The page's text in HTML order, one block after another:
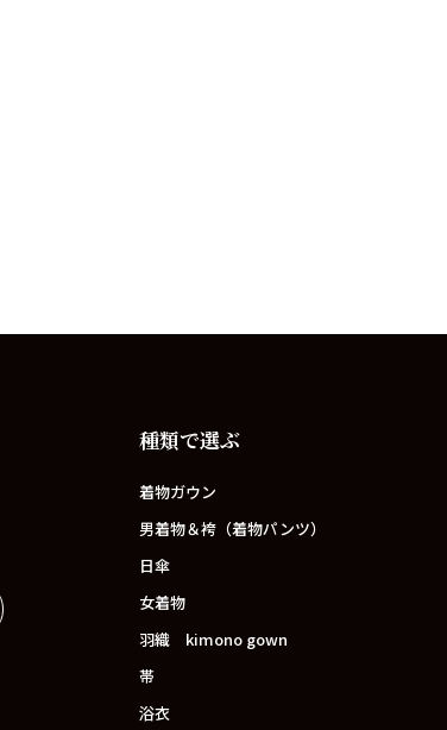
種類で選ぶ
着物ガウン
男着物＆袴（着物パンツ）
日傘
女着物
羽織 kimono gown
帯
浴衣